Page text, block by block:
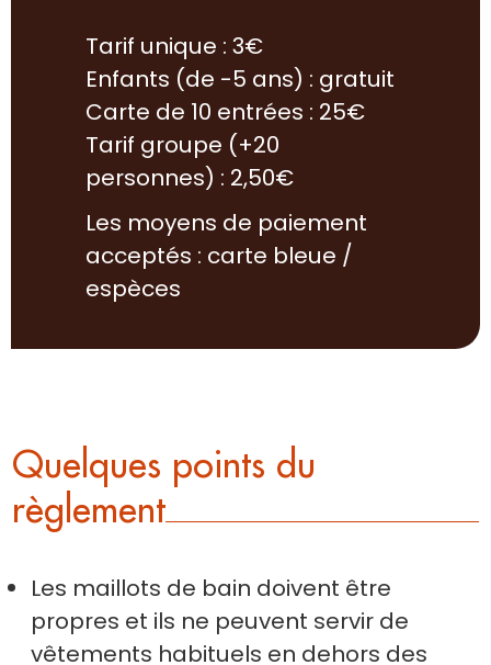
Tarif unique : 3€
Enfants (de -5 ans) : gratuit
Carte de 10 entrées : 25€
Tarif groupe (+20
personnes) : 2,50€
Les moyens de paiement
acceptés : carte bleue /
espèces
Quelques points du
règlement
Les maillots de bain doivent être
propres et ils ne peuvent servir de
vêtements habituels en dehors des